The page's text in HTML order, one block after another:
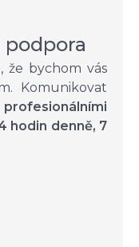
podpora
že bychom vás
Komunikovat
hodin denně, 7